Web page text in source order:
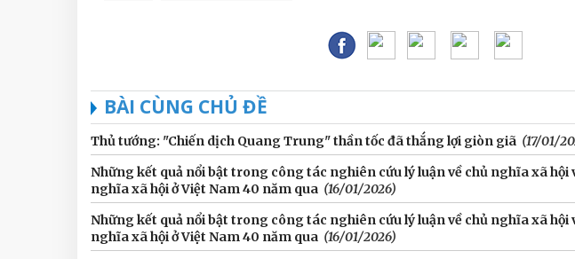
BÀI CÙNG CHỦ ĐỀ
Thủ tướng: "Chiến dịch Quang Trung" thần tốc đã thắng lợi giòn giã (17/01/
Những kết quả nổi bật trong công tác nghiên cứu lý luận về chủ nghĩa xã hội
nghĩa xã hội ở Việt Nam 40 năm qua (16/01/2026)
Những kết quả nổi bật trong công tác nghiên cứu lý luận về chủ nghĩa xã hội
nghĩa xã hội ở Việt Nam 40 năm qua (16/01/2026)